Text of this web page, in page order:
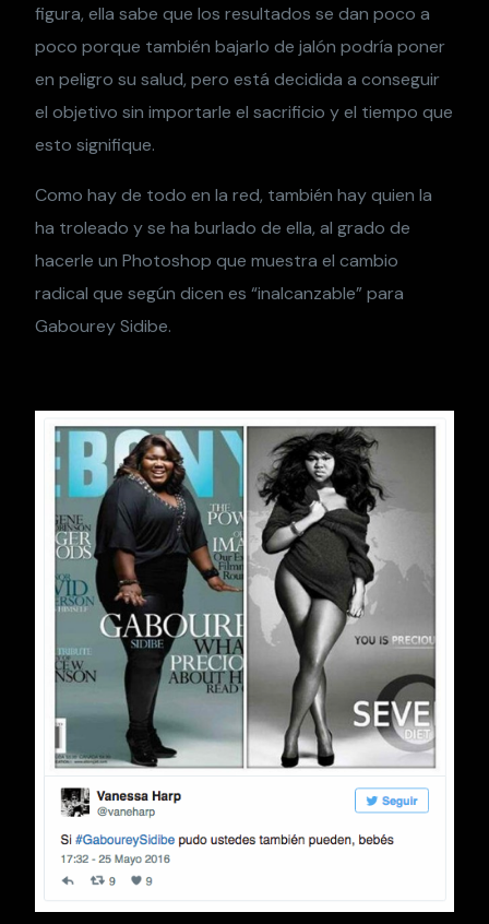
figura, ella sabe que los resultados se dan poco a
poco porque también bajarlo de jalón podría poner
en peligro su salud, pero está decidida a conseguir
el objetivo sin importarle el sacrificio y el tiempo que
esto signifique.
Como hay de todo en la red, también hay quien la
ha troleado y se ha burlado de ella, al grado de
hacerle un Photoshop que muestra el cambio
radical que según dicen es “inalcanzable” para
Gabourey Sidibe.